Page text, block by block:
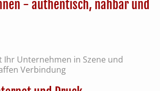
- authentisch, nahbar und
Ihr Unternehmen in Szene und
Verbindung